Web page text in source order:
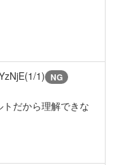
1) NG
だから理解できな